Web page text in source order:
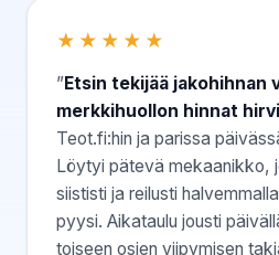
★★★★★
”Etsin tekijää jakohihnan
merkkihuollon hinnat
Teot.fi:hin ja parissa
Löytyi pätevä mekaanikko,
siististi ja reilusti
pyysi. Aikataulu jousti
toiseen osien viipymisen